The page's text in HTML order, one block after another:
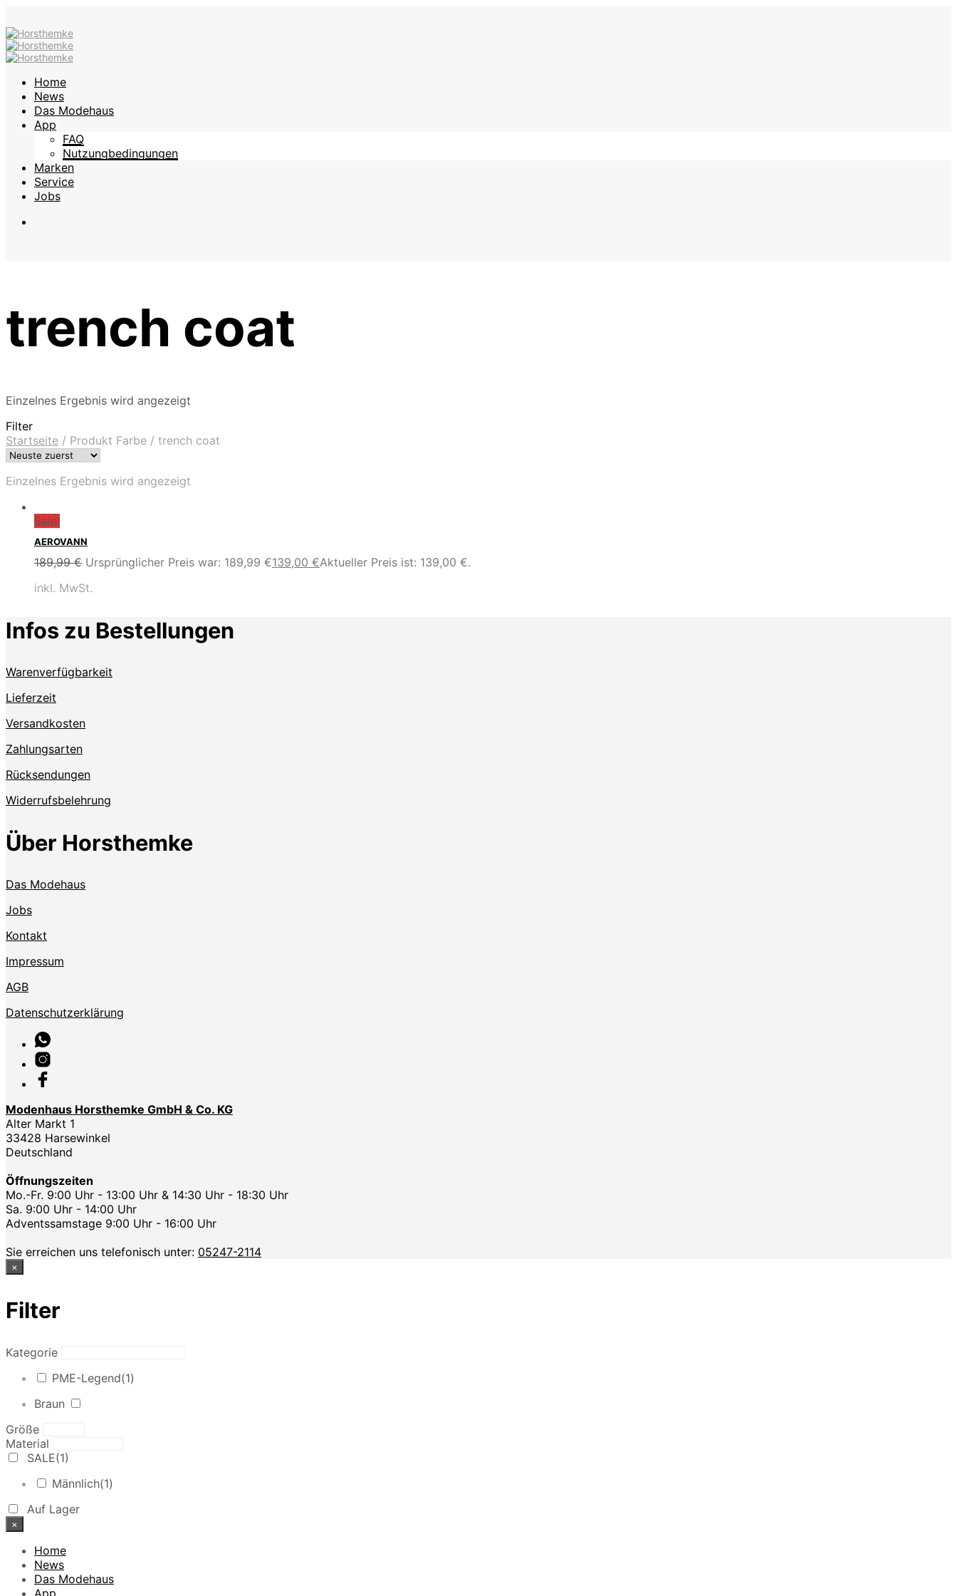
Home
News
Das Modehaus
App
FAQ
Nutzungbedingungen
Marken
Service
Jobs
trench coat
Einzelnes Ergebnis wird angezeigt
Filter
Startseite / Produkt Farbe / trench coat
Einzelnes Ergebnis wird angezeigt
Sale!
AEROVANN
189,99€ Ursprünglicher Preis war: 189,99 €139,00 €Aktueller Preis ist: 139,00 €.
inkl. MwSt.
Infos zu Bestellungen
Warenverfügbarkeit
Lieferzeit
Versandkosten
Zahlungsarten
Rücksendungen
Widerrufsbelehrung
Über Horsthemke
Das Modehaus
Jobs
Kontakt
Impressum
AGB
Datenschutzerklärung
Modenhaus Horsthemke GmbH & Co. KG
Alter Markt 1
33428 Harsewinkel
Deutschland
Öffnungszeiten
Mo.-Fr. 9:00 Uhr - 13:00 Uhr & 14:30 Uhr - 18:30 Uhr
Sa. 9:00 Uhr - 14:00 Uhr
Adventssamstage 9:00 Uhr - 16:00 Uhr
Sie erreichen uns telefonisch unter: 05247-2114
×
Filter
Kategorie
PME-Legend(1)
Braun
Größe
Material
SALE(1)
Männlich(1)
Auf Lager
×
Home
News
Das Modehaus
App